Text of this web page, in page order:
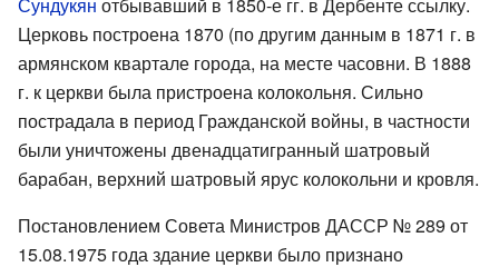
Церковь построена 1870 (по другим данным в 1871 г. в
армянском квартале города, на месте часовни. В 1888
г. к церкви была пристроена колокольня. Сильно
пострадала в период Гражданской войны, в частности
были уничтожены двенадцатигранный шатровый
барабан, верхний шатровый ярус колокольни и кровля.
Постановлением Совета Министров ДАССР № 289 от
15.08.1975 года здание церкви было признано